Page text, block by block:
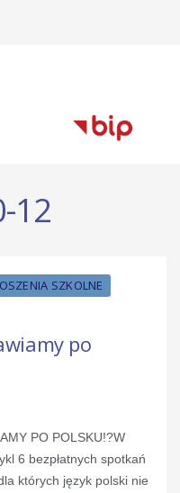
12
SZKOLNE
po
PO POLSKU!?W
6 bezpłatnych spotkań
których język polski nie